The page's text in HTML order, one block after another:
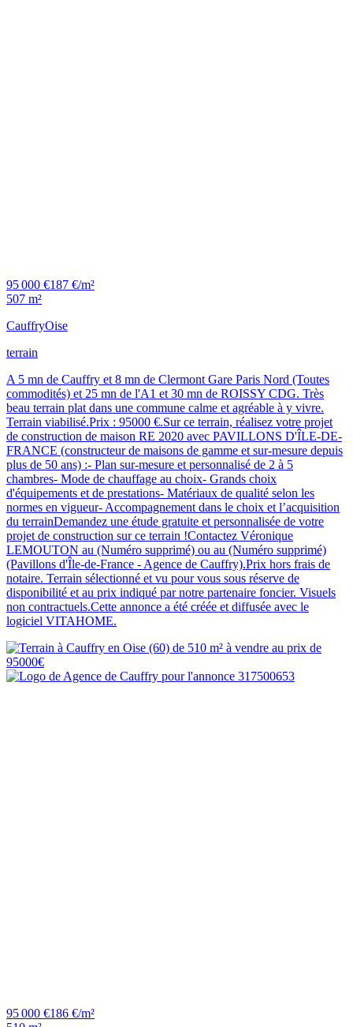
95 000 €187 €/m²
507 m²
CauffryOise
terrain
A 5 mn de Cauffry et 8 mn de Clermont Gare Paris Nord (Toutes
commodités) et 25 mn de l'A1 et 30 mn de ROISSY CDG. Très
beau terrain plat dans une commune calme et agréable à y vivre.
Terrain viabilisé.Prix : 95000 €.Sur ce terrain, réalisez votre projet
de construction de maison RE 2020 avec PAVILLONS D'ÎLE-DE-
FRANCE (constructeur de maisons de gamme et sur-mesure depuis
plus de 50 ans) :- Plan sur-mesure et personnalisé de 2 à 5
chambres- Mode de chauffage au choix- Grands choix
d'équipements et de prestations- Matériaux de qualité selon les
normes en vigueur- Accompagnement dans le choix et l’acquisition
du terrainDemandez une étude gratuite et personnalisée de votre
projet de construction sur ce terrain !Contactez Véronique
LEMOUTON au (Numéro supprimé) ou au (Numéro supprimé)
(Pavillons d'Île-de-France - Agence de Cauffry).Prix hors frais de
notaire. Terrain sélectionné et vu pour vous sous réserve de
disponibilité et au prix indiqué par notre partenaire foncier. Visuels
non contractuels.Cette annonce a été créée et diffusée avec le
logiciel VITAHOME.
95 000 €186 €/m²